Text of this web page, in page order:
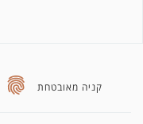
קניה מאובטחת